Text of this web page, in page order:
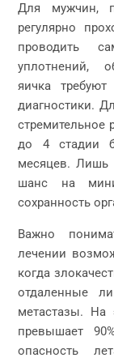
Для мужчин,
регулярно
проводить
уплотнений,
яичка
диагностики.
стремительное
до 4 стадии
месяцев. Лишь
шанс на
сохранность
Важно
лечении
когда
отдаленные
метастазы. На
превышает
опасность